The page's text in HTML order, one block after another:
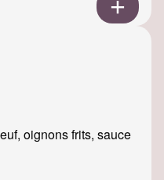
oignons frits, sauce